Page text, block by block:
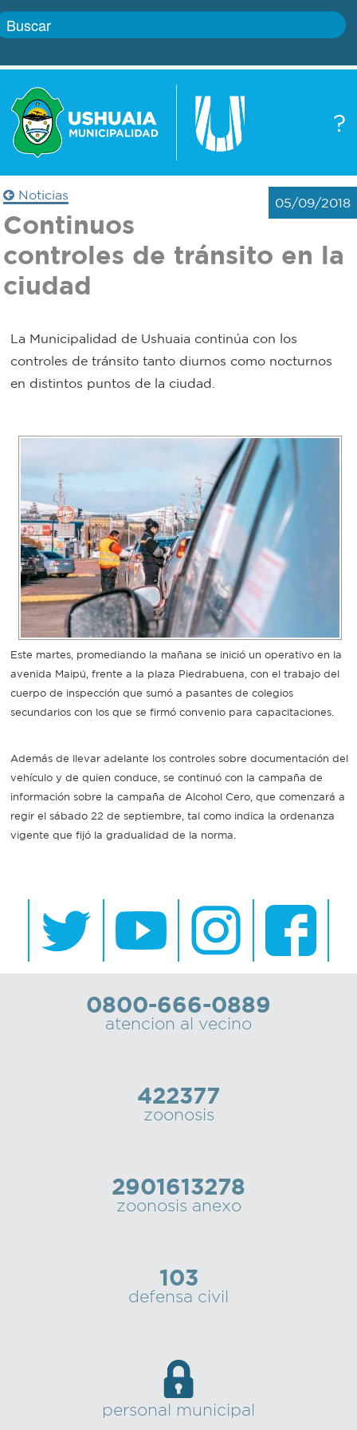
?
Boletín
Defensa
civil
Zoonosis
Bromatología
Mi
bondi
Boleto
estudiantil
Recorrido
colectivos
SUBE
Gobierno
Trámites
Transparencia
Correo
municipal
Noticias
05/09/2018
Continuos
controles de tránsito en la
ciudad
La Municipalidad de Ushuaia continúa con los
controles de tránsito tanto diurnos como nocturnos
en distintos puntos de la ciudad.
Este martes, promediando la mañana se inició un operativo en la
avenida Maipú, frente a la plaza Piedrabuena, con el trabajo del
cuerpo de inspección que sumó a pasantes de colegios
secundarios con los que se firmó convenio para capacitaciones.
Además de llevar adelante los controles sobre documentación del
vehículo y de quien conduce, se continuó con la campaña de
información sobre la campaña de Alcohol Cero, que comenzará a
regir el sábado 22 de septiembre, tal como indica la ordenanza
vigente que fijó la gradualidad de la norma.
0800-666-0889
atencion al vecino
422377
zoonosis
2901613278
zoonosis anexo
103
defensa civil
personal municipal